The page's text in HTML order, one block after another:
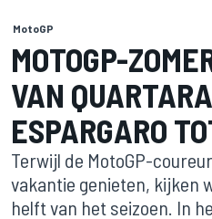
MotoGP
MOTOGP-
VAN
ESPARGARO
Terwijl de MotoGP-
vakantie genieten, kijken
helft van het seizoen. In